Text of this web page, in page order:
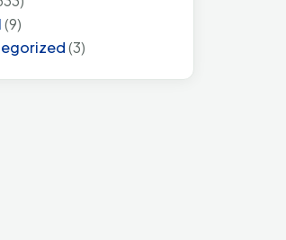
(9)
(3)